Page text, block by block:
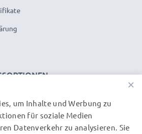
Akkufach Ihres Laptops passt.
×
um Inhalte und Werbung zu
für soziale Medien
Datenverkehr zu analysieren. Sie